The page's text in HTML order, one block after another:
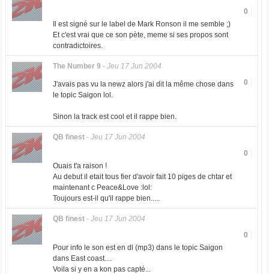
0
Il est signé sur le label de Mark Ronson il me semble ;)
Et c'est vrai que ce son pète, meme si ses propos sont
contradictoires.
The Number 9 - Jeu 17 Jun 2004
0
J'avais pas vu la newz alors j'ai dit la même chose dans
le topic Saigon lol.
Sinon la track est cool et il rappe bien.
QB finest- Jeu 17 Jun 2004
0
Ouais t'a raison !
Au debut il etait tous fier d'avoir fait 10 piges de chtar et
maintenant c Peace&Love :lol:
Toujours est-il qu'il rappe bien.....
QB finest- Jeu 17 Jun 2004
0
Pour info le son est en dl (mp3) dans le topic Saigon
dans East coast....
Voila si y en a kon pas capté...